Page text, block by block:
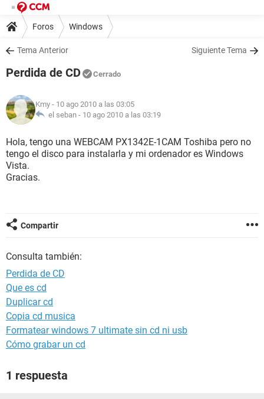
Foros Windows
Tema Anterior Siguiente Tema
Perdida de CD Cerrado
Kmy - 10 ago 2010 a las 03:05
el seban - 10 ago 2010 a las 03:19
Hola, tengo una WEBCAM PX1342E-1CAM Toshiba pero no
tengo el disco para instalarla y mi ordenador es Windows
Vista.
Gracias.
Compartir
Consulta también:
Perdida de CD
Que es cd
Duplicar cd
Copia cd musica
Formatear windows 7 ultimate sin cd ni usb
Cómo grabar un cd
1 respuesta